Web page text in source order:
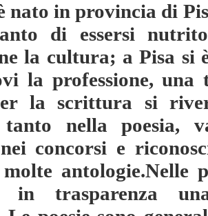
nato in provincia di
di essersi
la cultura; a Pisa si
la professione,
la scrittura si
nella poesia,
concorsi e
antologie.Nelle
in trasparenza